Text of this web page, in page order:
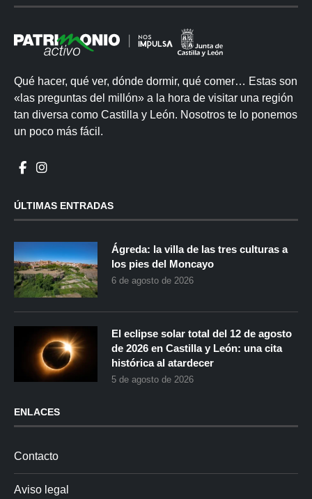
Qué hacer, qué ver, dónde dormir, qué comer… Estas son
«las preguntas del millón» a la hora de visitar una región
tan diversa como Castilla y León. Nosotros te lo ponemos
un poco más fácil.
ÚLTIMAS ENTRADAS
Ágreda: la villa de las tres culturas a
los pies del Moncayo
6 de agosto de 2026
El eclipse solar total del 12 de agosto
de 2026 en Castilla y León: una cita
histórica al atardecer
5 de agosto de 2026
ENLACES
Contacto
Aviso legal